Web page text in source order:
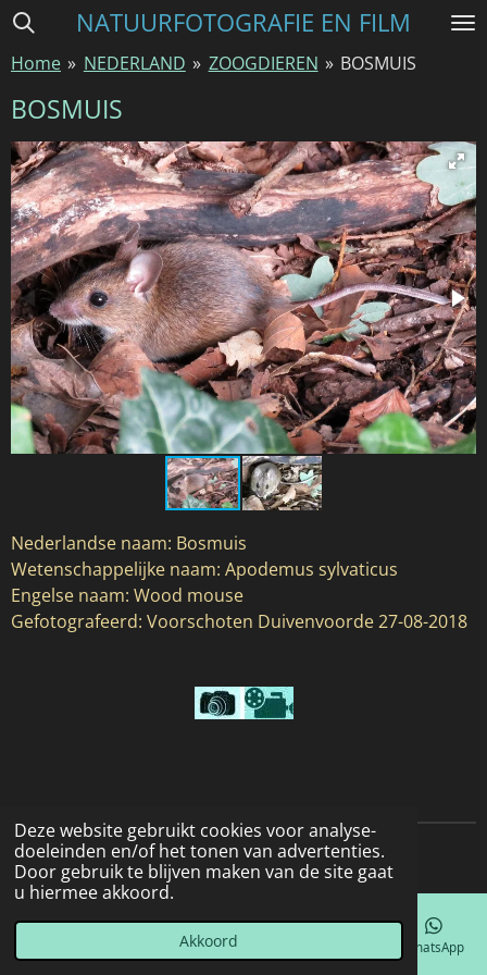
Deze website gebruikt cookies voor analyse-
doeleinden en/of het tonen van advertenties.
Door gebruik te blijven maken van de site gaat
u hiermee akkoord.
Akkoord
Ga
naar
de
NATUURFOTOGRAFIE EN FILM
Home » NEDERLAND » ZOOGDIEREN » BOSMUIS
BOSMUIS
Nederlandse naam: Bosmuis
Wetenschappelijke naam: Apodemus sylvaticus
Engelse naam: Wood mouse
Gefotografeerd: Voorschoten Duivenvoorde 27-08-2018
© 2022 - 2026 Natuurfotografie
Telefoonnummer WhatsApp